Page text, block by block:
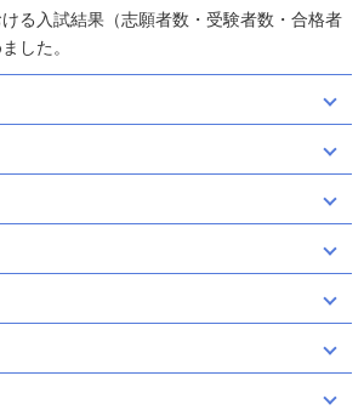
る入試結果（志願者数・受験者数・合格者
した。